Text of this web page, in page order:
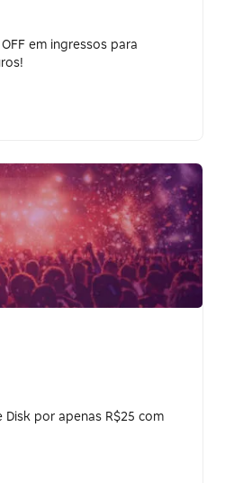
em ingressos para
por apenas R$25 com